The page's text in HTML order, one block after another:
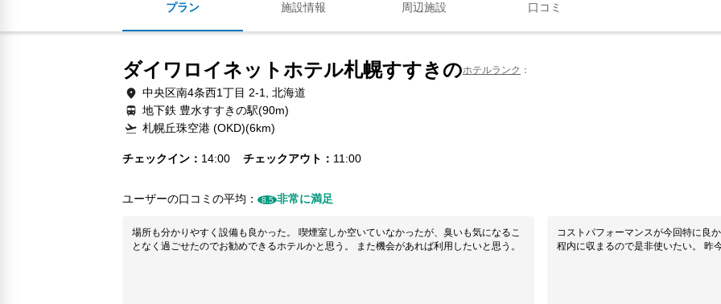
プラン 施設情報 周辺施設 口コミ
ダイワロイネットホテル札幌すすきのホテルランク
中央区南4条西1丁目 2-1, 北海道
地下鉄 豊水すすきの駅(90m)
札幌丘珠空港 (OKD)(6km)
チェックイン 14:00 チェックアウト 11:00
ユーザーの口コミの平均： 8.5 非常に満足
場所も分かりやすく設備も良かった。 喫煙室しか空いていなかったが、臭いも気になるこ
となく過ごせたのでお勧めできるホテルかと思う。 また機会があれば利用したいと思う。
コストパフォーマンスが今回特に良
程内に収まるので是非使いたい。 昨